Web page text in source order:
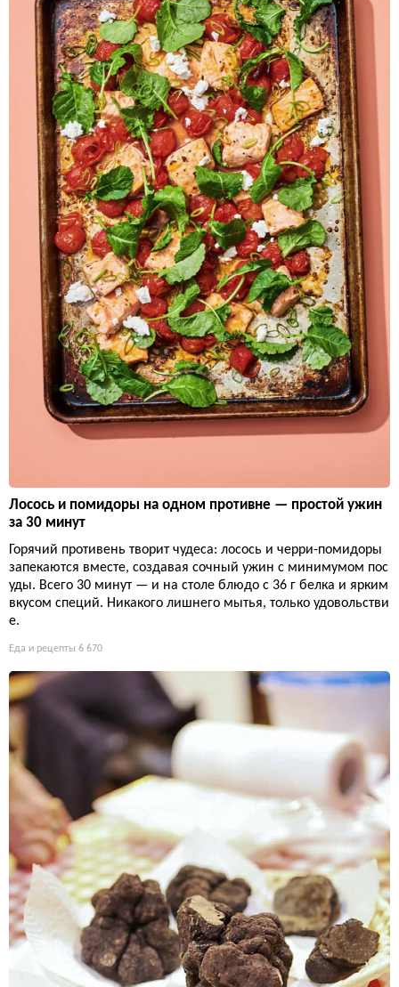
Лосось и помидоры на одном противне — простой ужин
за 30 минут
Горячий противень творит чудеса: лосось и черри-помидоры
запекаются вместе, создавая сочный ужин с минимумом пос
уды. Всего 30 минут — и на столе блюдо с 36 г белка и ярким
вкусом специй. Никакого лишнего мытья, только удовольстви
е.
Еда и рецепты 6 670